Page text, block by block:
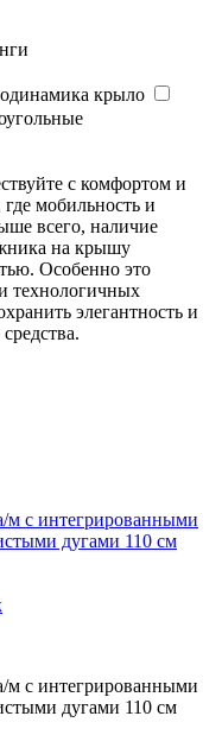
крыло
с комфортом и
мобильность и
всего, наличие
на крышу
Особенно это
технологичных
элегантность и
м с интегрированными
дугами 110 см
м с интегрированными
дугами 110 см